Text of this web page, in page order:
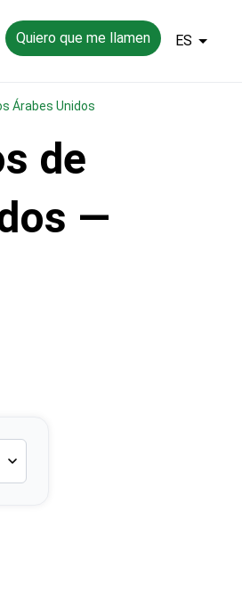
Quiero que me llamen ES
Árabes Unidos
de
—